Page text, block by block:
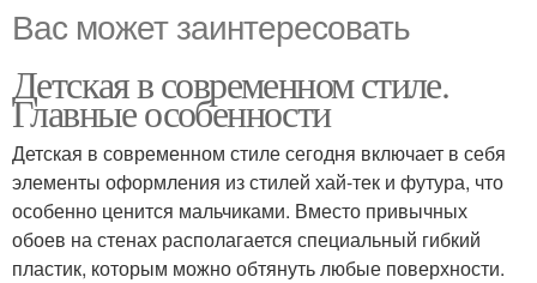
Вас может заинтересовать
Детская в современном стиле.
Главные особенности
Детская в современном стиле сегодня включает в себя
элементы оформления из стилей хай-тек и футура, что
особенно ценится мальчиками. Вместо привычных
обоев на стенах располагается специальный гибкий
пластик, которым можно обтянуть любые поверхности.